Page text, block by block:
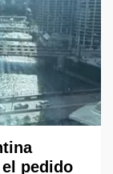
pedido